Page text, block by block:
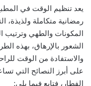
يعد تنظيم الوقت في
رمضانية متكاملة ولذيذة،
المكونات والطهي وترتيب
الشعور بالإرهاق، بهذه
والاستفادة من الوقت
على أبرز النصائح التي
الفطار، فتابع فيما يلي: